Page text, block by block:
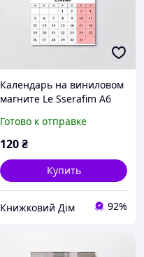
Календарь на виниловом
магните Le Sserafim А6
Готово к отправке
120₴
Купить
Книжковий Дім 92%